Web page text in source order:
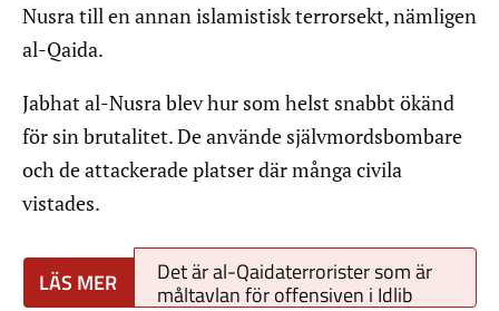
Nusra till en annan islamistisk terrorsekt, nämligen
al-Qaida.
Jabhat al-Nusra blev hur som helst snabbt ökänd
för sin brutalitet. De använde självmordsbombare
och de attackerade platser där många civila
vistades.
Det är al-Qaidaterrorister som är
måltavlan för offensiven i Idlib